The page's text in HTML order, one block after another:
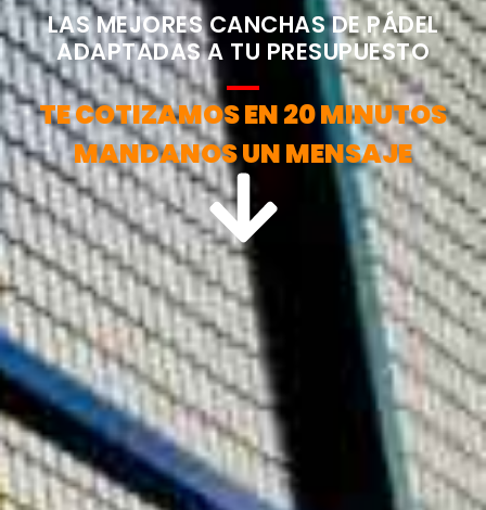
LAS MEJORES CANCHAS DE PÁDEL
ADAPTADAS A TU PRESUPUESTO
TE COTIZAMOS EN 20 MINUTOS
MANDANOS UN MENSAJE